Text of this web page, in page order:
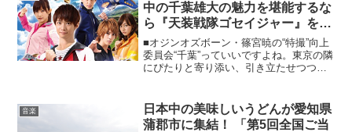
中の千葉雄大の魅力を堪能するな
ら『天装戦隊ゴセイジャー』をチ
ェック！
■オジンオズボーン・篠宮暁の“特撮”向上
委員会“千葉”っていいですよね。東京の隣
にぴたりと寄り添い、引き立たせつつ、
抜こうと虎視眈々と天下狙ってる感じが
セクシーですよね。...
音楽
日本中の美味しいうどんが愛知県
蒲郡市に集結！ 「第5回全国ご当